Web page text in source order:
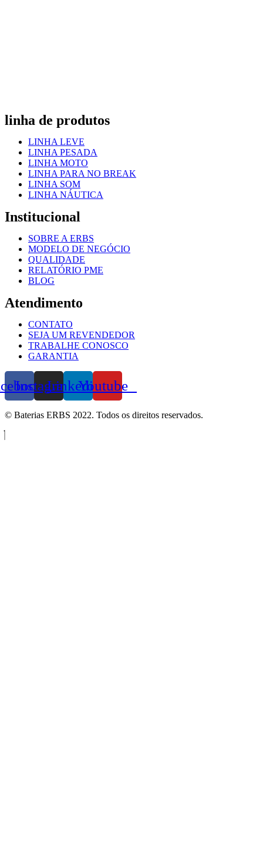
linha de produtos
LINHA LEVE
LINHA PESADA
LINHA MOTO
LINHA PARA NO BREAK
LINHA SOM
LINHA NÁUTICA
Institucional
SOBRE A ERBS
MODELO DE NEGÓCIO
QUALIDADE
RELATÓRIO PME
BLOG
Atendimento
CONTATO
SEJA UM REVENDEDOR
TRABALHE CONOSCO
GARANTIA
InstagramLinkedinYoutube
© Baterias ERBS 2022. Todos os direitos reservados.